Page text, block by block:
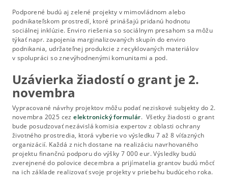
Podporené budú aj zelené projekty v mimovládnom alebo
podnikateľskom prostredí, ktoré prinášajú pridanú hodnotu
sociálnej inklúzie. Enviro riešenia so sociálnym presahom sa môžu
týkať napr. zapojenia marginalizovaných skupín do enviro
podnikania, udržateľnej produkcie z recyklovaných materiálov
v spolupráci so znevýhodnenými komunitami a pod.
Uzávierka žiadostí o grant je 2.
novembra
Vypracované návrhy projektov môžu podať neziskové subjekty do 2.
novembra 2025 cezelektronický formulár. Všetky žiadosti o grant
bude posudzovať nezávislá komisia expertov z oblasti ochrany
životného prostredia, ktorá vyberie vo výsledku 7 až 8 víťazných
organizácií. Každá z nich dostane na realizáciu navrhovaného
projektu finančnú podporu do výšky 7 000 eur. Výsledky budú
zverejnené do polovice decembra a prijímatelia grantov budú môcť
na ich základe realizovať svoje projekty v priebehu budúceho roka.